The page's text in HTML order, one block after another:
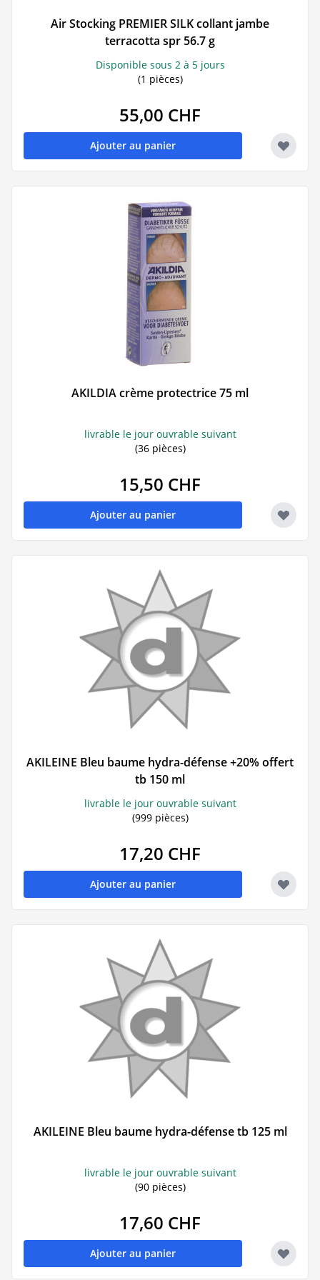
Air Stocking PREMIER SILK collant jambe
terracotta spr 56.7 g
Disponible sous 2 à 5 jours
(1 pièces)
55,00 CHF
Ajouter au panier
AKILDIA crème protectrice 75 ml
livrable le jour ouvrable suivant
(36 pièces)
15,50 CHF
Ajouter au panier
AKILEINE Bleu baume hydra-défense +20% offert
tb 150 ml
livrable le jour ouvrable suivant
(999 pièces)
17,20 CHF
Ajouter au panier
AKILEINE Bleu baume hydra-défense tb 125 ml
livrable le jour ouvrable suivant
(90 pièces)
17,60 CHF
Ajouter au panier